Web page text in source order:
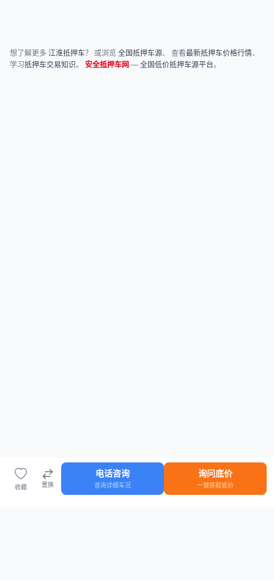
收藏 置换
电话咨询
咨询详细车况
询问底价
一键获取底价
想了解更多 江淮抵押车？ 或浏览 全国抵押车源、 查看最新抵押车价格行情、
学习抵押车交易知识。 安全抵押车网 — 全国低价抵押车源平台。
车源 知识 登录